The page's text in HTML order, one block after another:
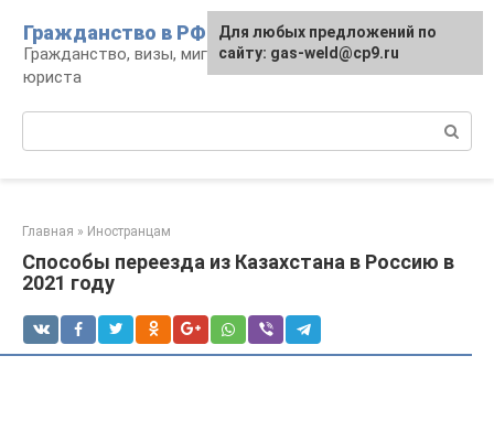
контенту
Гражданство в РФ
Гражданство, визы, миграция: консультации
юриста
Главная » Иностранцам
Способы переезда из Казахстана в Россию в
2021 году
Для любых предложений по
сайту: gas-weld@cp9.ru